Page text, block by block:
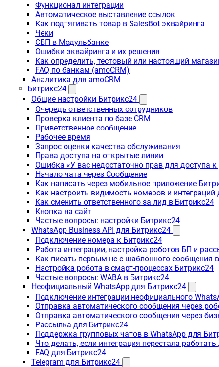
Функционал интеграции
Автоматическое выставление ссылок
Как подтягивать товар в SalesBot эквайринга
Чеки
СБП в Модульбанке
Ошибки эквайринга и их решения
Как определить, тестовый или настоящий
FAQ по банкам (amoCRM)
Аналитика для amoCRM
Битрикс24
Общие настройки Битрикс24
Очередь ответственных сотрудников
Проверка клиента по базе CRM
Приветственное сообщение
Рабочее время
Запрос оценки качества обслуживания
Права доступа на открытые линии
Ошибка «У вас недостаточно прав для доступа
Начало чата через Сообщение
Как написать через мобильное приложение
Как настроить видимость номеров и
Как сменить ответственного за лид в Битрикс24
Кнопка на сайт
Частые вопросы: настройки Битрикс24
WhatsApp Business API для Битрикс24
Подключение номера к Битрикс24
Работа интеграции, настройка роботов БП и
Как писать первым не с шаблонного сообщения
Настройка робота в смарт-процессах Битрикс24
Частые вопросы: WABA в Битрикс24
Неофициальный WhatsApp для Битрикс24
Подключение интеграции неофициального
Отправка автоматического сообщения через
Отправка автоматического сообщения через
Рассылка для Битрикс24
Поддержка групповых чатов в WhatsApp для
Что делать, если интеграция перестала
FAQ для Битрикс24
Telegram для Битрикс24